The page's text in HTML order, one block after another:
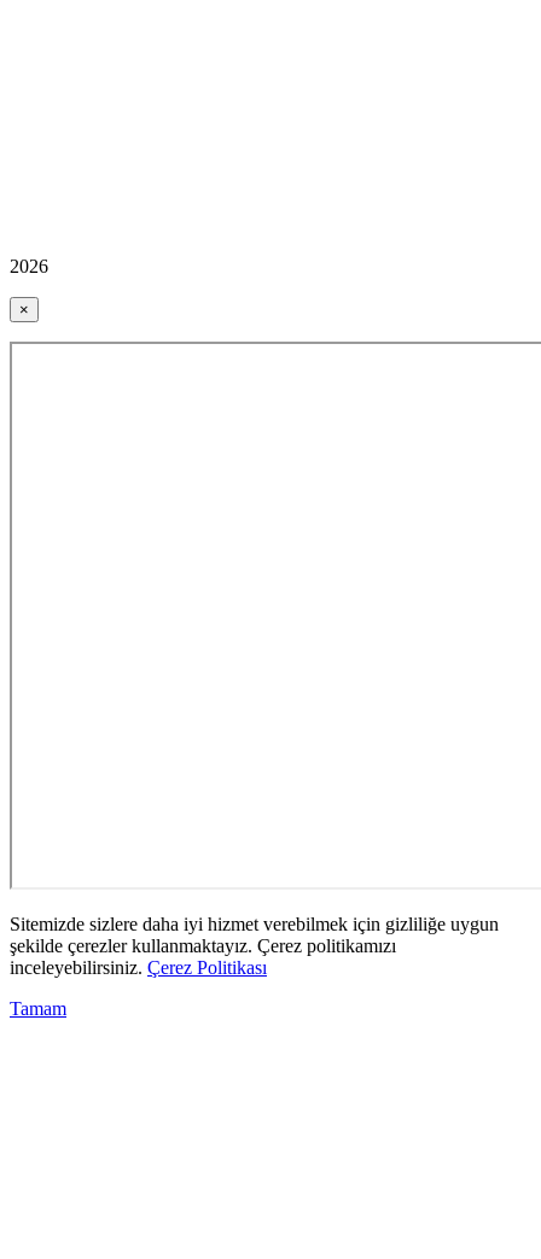
2026
×
Sitemizde sizlere daha iyi hizmet verebilmek için gizliliğe uygun
şekilde çerezler kullanmaktayız. Çerez politikamızı
inceleyebilirsiniz. Çerez Politikası
Tamam